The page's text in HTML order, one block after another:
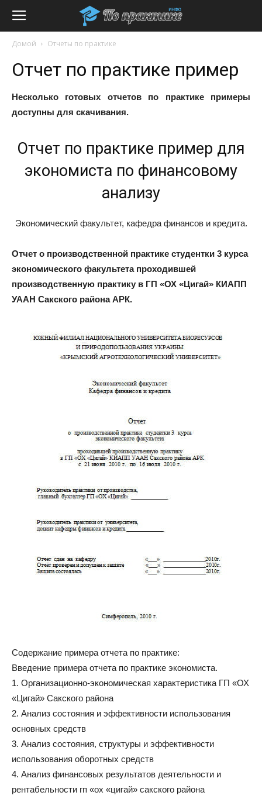
Домой Отчеты по практике
Отчет по практике пример
Несколько готовых отчетов по практике примеры
доступны для скачивания.
Отчет по практике пример для
экономиста по финансовому
анализу
Экономический факультет, кафедра финансов и кредита.
Отчет о производственной практике студентки 3 курса
экономического факультета проходившей
производственную практику в ГП «ОХ «Цигай» КИАПП
УААН Сакского района АРК.
Содержание примера отчета по практике:
Введение примера отчета по практике экономиста.
1. Организационно-экономическая характеристика ГП «ОХ
«Цигай» Сакского района
2. Анализ состояния и эффективности использования
основных средств
3. Анализ состояния, структуры и эффективности
использования оборотных средств
4. Анализ финансовых результатов деятельности и
рентабельности гп «ох «цигай» сакского района